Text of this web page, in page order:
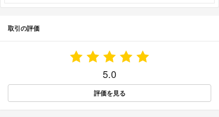
取引の評価
5.0
評価を見る